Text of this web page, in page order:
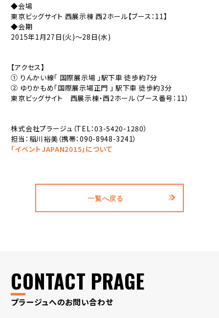
◆会場
東京ビッグサイト 西展示棟 西2ホール【ブース：11】
◆会期
2015年1月27日(火)～28日(水)
【アクセス】
① りんかい線「 国際展示場 」駅下車 徒歩約7分
② ゆりかもめ「国際展示場正門 」 駅下車 徒歩約3分
東京ビッグサイト 西展示棟・西2ホール（ブース番号：11）
株式会社プラージュ（TEL：03-5420-1280）
担当：稲川裕美（携帯：090-8948-3241）
「イベントJAPAN2015」について
一覧へ戻る
CONTACT PRAGE
プラージュへのお問い合わせ